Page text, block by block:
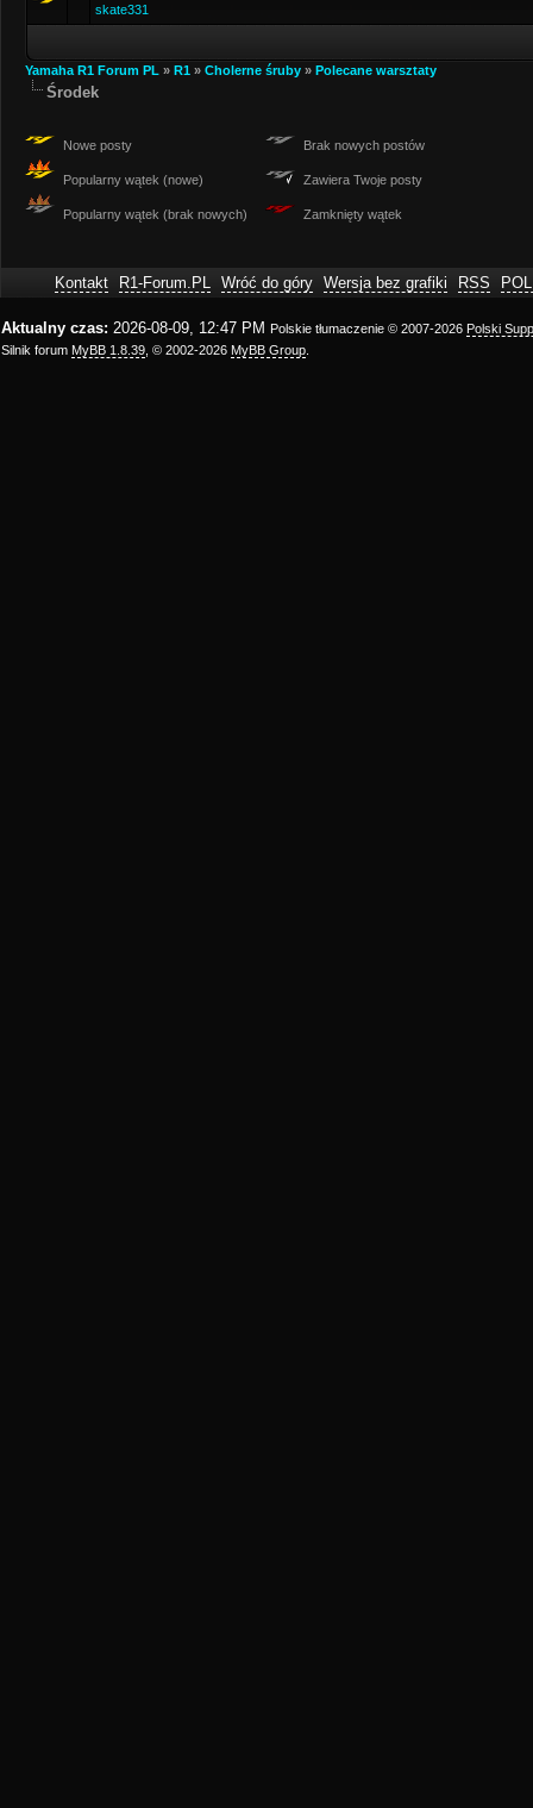
skate331
Yamaha R1 Forum PL » R1 » Cholerne śruby » Polecane warsztaty
Środek
Nowe posty
Popularny wątek (nowe)
Popularny wątek (brak nowych)
Brak nowych postów
Zawiera Twoje posty
Zamknięty wątek
Kontakt R1-Forum.PL Wróć do góry Wersja bez grafiki RSS
Aktualny czas: 2026-08-09, 12:47 PM Polskie tłumaczenie © 2007-2026 Polski
Silnik forum MyBB 1.8.39 , © 2002-2026 MyBB Group